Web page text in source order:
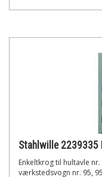
Stahlwille 2239335
Enkeltkrog til hultavle
værkstedsvogn nr. 95,